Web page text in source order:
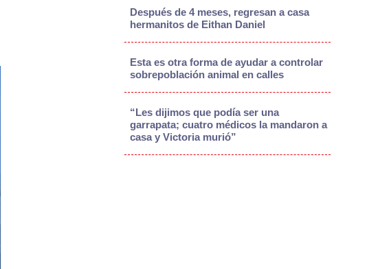
Después de 4 meses, regresan a casa
hermanitos de Eithan Daniel
Esta es otra forma de ayudar a controlar
sobrepoblación animal en calles
“Les dijimos que podía ser una
garrapata; cuatro médicos la mandaron a
casa y Victoria murió”